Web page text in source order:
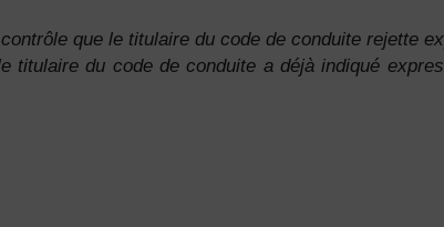
que le titulaire du code de conduite rejette
titulaire du code de conduite a déjà indiqué